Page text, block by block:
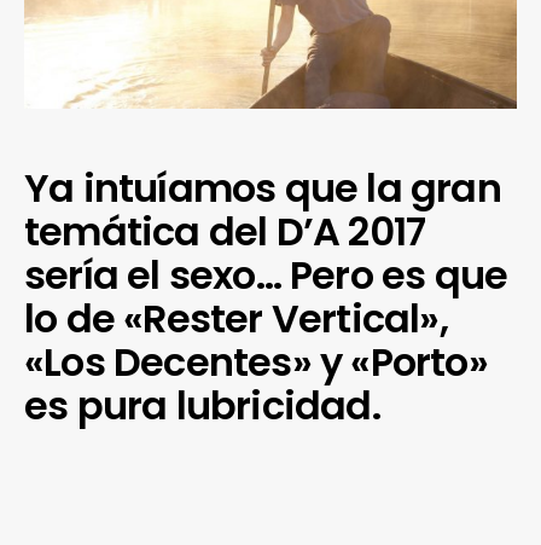
Ya intuíamos que la gran
temática del D’A 2017
sería el sexo… Pero es que
lo de «Rester Vertical»,
«Los Decentes» y «Porto»
es pura lubricidad.